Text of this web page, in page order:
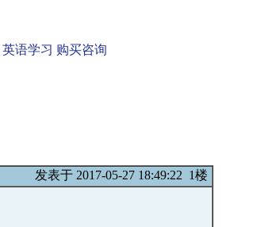
英语学习 购买咨询
发表于 2017-05-27 18:49:22 1楼